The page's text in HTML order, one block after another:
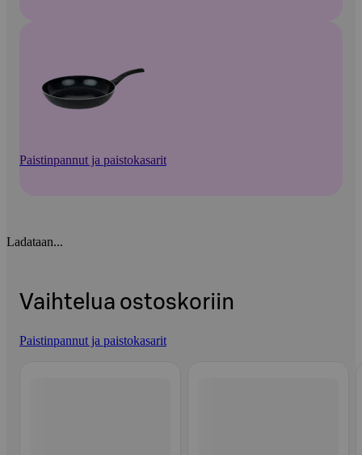
Paistinpannut ja paistokasarit
Ladataan...
Vaihtelua ostoskoriin
Paistinpannut ja paistokasarit